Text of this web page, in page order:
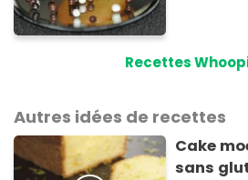
Recettes
Autres idées de recettes
Cake
sans